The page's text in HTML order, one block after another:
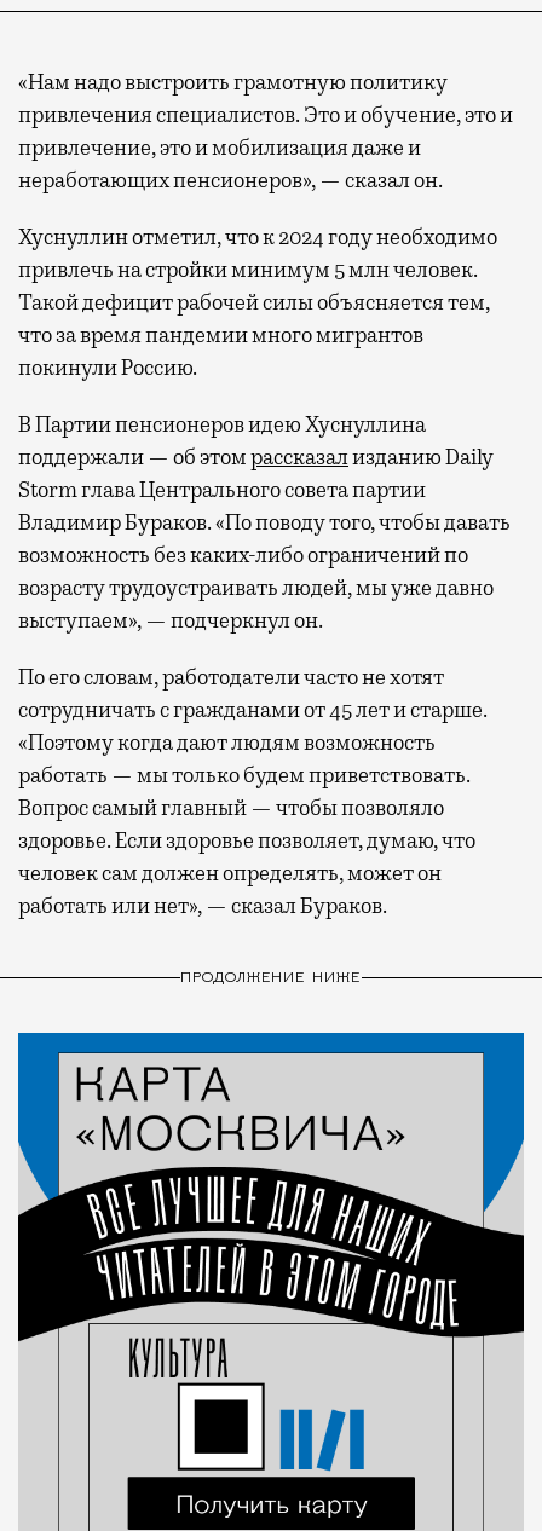
«Нам надо выстроить грамотную политику
привлечения специалистов. Это и обучение, это и
привлечение, это и мобилизация даже и
неработающих пенсионеров», — сказал он.
Хуснуллин отметил, что к 2024 году необходимо
привлечь на стройки минимум 5 млн человек.
Такой дефицит рабочей силы объясняется тем,
что за время пандемии много мигрантов
покинули Россию.
В Партии пенсионеров идею Хуснуллина
поддержали — об этомрассказализданию Daily
Storm глава Центрального совета партии
Владимир Бураков. «По поводу того, чтобы давать
возможность без каких-либо ограничений по
возрасту трудоустраивать людей, мы уже давно
выступаем», — подчеркнул он.
По его словам, работодатели часто не хотят
сотрудничать с гражданами от 45 лет и старше.
«Поэтому когда дают людям возможность
работать — мы только будем приветствовать.
Вопрос самый главный — чтобы позволяло
здоровье. Если здоровье позволяет, думаю, что
человек сам должен определять, может он
работать или нет», — сказал Бураков.
ПРОДОЛЖЕНИЕ НИЖЕ